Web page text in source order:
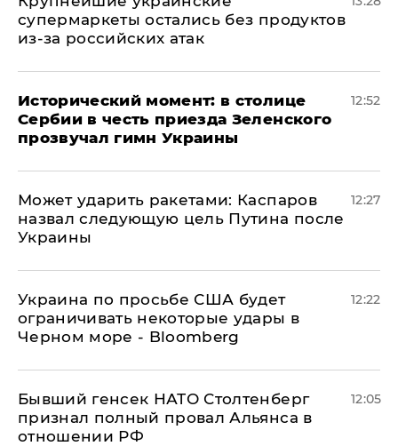
супермаркеты остались без продуктов
из-за российских атак
Исторический момент: в столице
Сербии в честь приезда Зеленского
прозвучал гимн Украины
12:52
Может ударить ракетами: Каспаров
назвал следующую цель Путина после
Украины
12:27
Украина по просьбе США будет
ограничивать некоторые удары в
Черном море - Bloomberg
12:22
Бывший генсек НАТО Столтенберг
признал полный провал Альянса в
отношении РФ
12:05